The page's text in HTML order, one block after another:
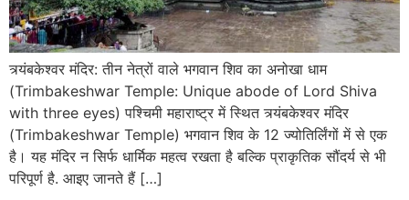
त्र्यंबकेश्वर मंदिर: तीन नेत्रों वाले भगवान शिव का अनोखा धाम
(Trimbakeshwar Temple: Unique abode of Lord Shiva
with three eyes) पश्चिमी महाराष्ट्र में स्थित त्र्यंबकेश्वर मंदिर
(Trimbakeshwar Temple) भगवान शिव के 12 ज्योतिर्लिंगों में से एक
है। यह मंदिर न सिर्फ धार्मिक महत्व रखता है बल्कि प्राकृतिक सौंदर्य से भी
परिपूर्ण है. आइए जानते हैं […]